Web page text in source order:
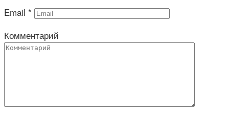
Email *
Комментарий